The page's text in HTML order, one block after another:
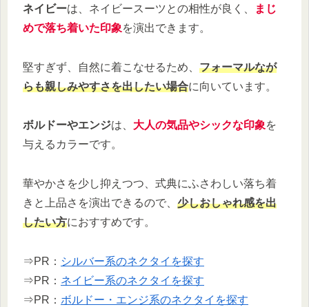
ネイビーは、ネイビースーツとの相性が良く、
まじ
めで落ち着いた印象を演出できます。
堅すぎず、自然に着こなせるため、 フォーマルなが
らも親しみやすさを出したい場合に向いています。
ボルドーやエンジは、 大人の気品やシックな印象を
与えるカラーです。
華やかさを少し抑えつつ、式典にふさわしい落ち着
きと上品さを演出できるので、 少しおしゃれ感を出
したい方におすすめです。
⇒PR： シルバー系のネクタイを探す
⇒PR： ネイビー系のネクタイを探す
⇒PR： ボルドー・エンジ系のネクタイを探す